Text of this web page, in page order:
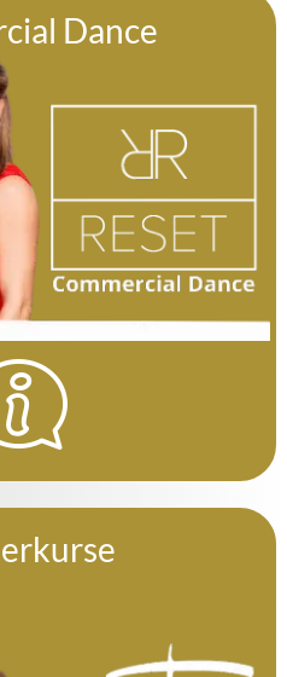
Dance